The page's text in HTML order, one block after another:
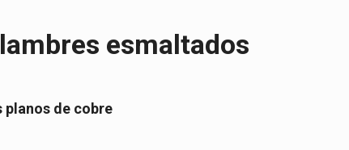
esmaltados
planos de cobre